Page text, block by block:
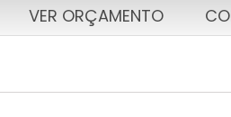
VER ORÇAMENTO